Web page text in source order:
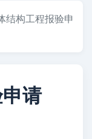
结构工程报验申
请